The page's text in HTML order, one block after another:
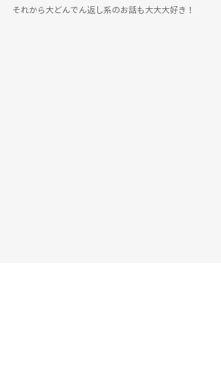
それから大どんでん返し系のお話も大大大好き！